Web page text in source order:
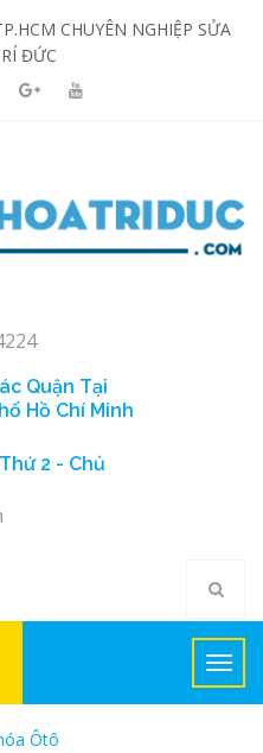
CHUYÊN NGHIỆP SỬA
ĐỨC
Quận Tại
Hồ Chí Minh
2 - Chủ
Ôtô